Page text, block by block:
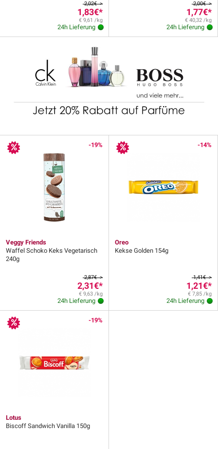
2,02€ >
1,83€*
€ 9,61 /kg
24h Lieferung
2,00€ >
1,77€*
€ 40,32 /kg
24h Lieferung
Veggy Friends
Waffel Schoko Keks Vegetarisch
240g
2,87€ >
2,31€*
€ 9,63 /kg
24h Lieferung
-19%
Oreo
Kekse Golden 154g
1,41€ >
1,21€*
€ 7,85 /kg
24h Lieferung
-14%
Lotus
Biscoff Sandwich Vanilla 150g
-19%